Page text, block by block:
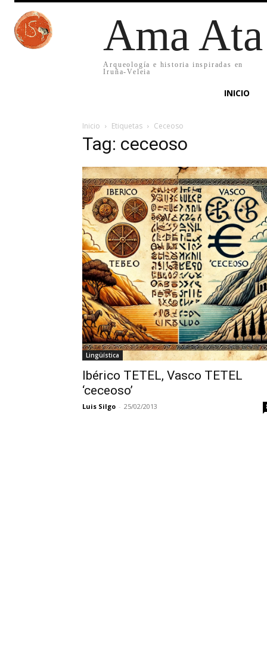
Ama Ata
Arqueología e historia inspiradas en
Iruña-Veleia
INICIO
Inicio Etiquetas Ceceoso
Tag: ceceoso
Lingüística
Ibérico TETEL, Vasco TETEL
‘ceceoso’
Luis Silgo - 25/02/2013